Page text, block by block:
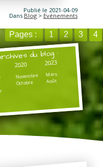
Publié le 2021-04-09
Dans Blog > Evénements
Pages : 1 2 3 4
du blog :
2020
Novembre
Octobre
2023
Mars
Août